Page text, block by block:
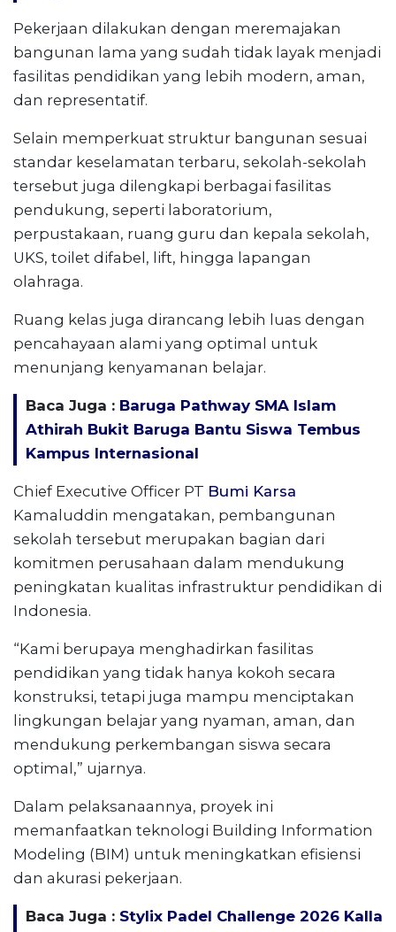
Pekerjaan dilakukan dengan meremajakan
bangunan lama yang sudah tidak layak menjadi
fasilitas pendidikan yang lebih modern, aman,
dan representatif.
Selain memperkuat struktur bangunan sesuai
standar keselamatan terbaru, sekolah-sekolah
tersebut juga dilengkapi berbagai fasilitas
pendukung, seperti laboratorium,
perpustakaan, ruang guru dan kepala sekolah,
UKS, toilet difabel, lift, hingga lapangan
olahraga.
Ruang kelas juga dirancang lebih luas dengan
pencahayaan alami yang optimal untuk
menunjang kenyamanan belajar.
Baca Juga : Baruga Pathway SMA Islam
Athirah Bukit Baruga Bantu Siswa Tembus
Kampus Internasional
Chief Executive Officer PT Bumi Karsa
Kamaluddin mengatakan, pembangunan
sekolah tersebut merupakan bagian dari
komitmen perusahaan dalam mendukung
peningkatan kualitas infrastruktur pendidikan di
Indonesia.
“Kami berupaya menghadirkan fasilitas
pendidikan yang tidak hanya kokoh secara
konstruksi, tetapi juga mampu menciptakan
lingkungan belajar yang nyaman, aman, dan
mendukung perkembangan siswa secara
optimal,” ujarnya.
Dalam pelaksanaannya, proyek ini
memanfaatkan teknologi Building Information
Modeling (BIM) untuk meningkatkan efisiensi
dan akurasi pekerjaan.
Baca Juga : Stylix Padel Challenge 2026 Kalla